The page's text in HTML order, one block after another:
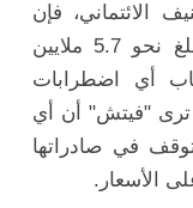
الائتماني، فإن
تحالف أوبك+ يمتلك فائضاً إنتاجياً يبلغ نحو 5.7 ملايين
أي اضطرابات
ترى "فيتش" أن أي
توقف في صادراتها
الأسعار.